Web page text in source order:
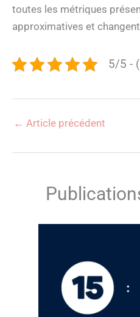
toutes les métriques
approximatives et
5/5 -
← Article précédent